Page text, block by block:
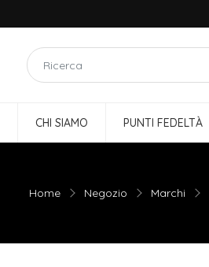
CHI SIAMO PUNTI FEDELTÀ
Home Negozio Marchi